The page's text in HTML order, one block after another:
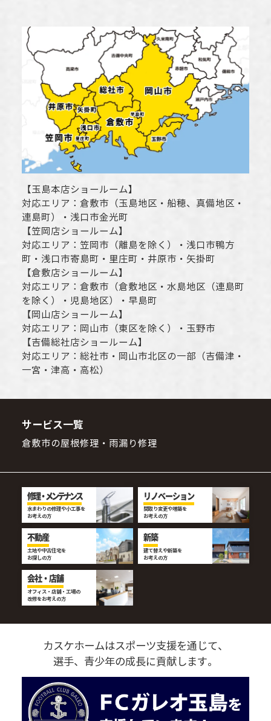
【玉島本店ショールーム】
対応エリア： 倉敷市 （玉島地区・船穂、真備地区・
連島町）・ 浅口市金光町
【笠岡店ショールーム】
対応エリア： 笠岡市（離島を除く） ・ 浅口市鴨方
町・ 浅口市寄島町・里庄町・ 井原市 ・矢掛町
【倉敷店ショールーム】
対応エリア： 倉敷市 （倉敷地区・水島地区（連島町
を除く）・児島地区）・早島町
【 岡山店ショールーム】
対応エリア： 岡山市 （東区を除く）・玉野市
【吉備総社店ショールーム】
対応エリア： 総社市 ・ 岡山市北区の一部（吉備津・
一宮・津高・高松）
サービス一覧
倉敷市の屋根修理・雨漏り修理
修理・メンテナンス
水まわりの修理や小工事を
お考えの方
リノベーション
間取り変更や増築を
お考えの方
不動産
土地や中古住宅を
お探しの方
新築
建て替えや新築を
お考えの方
会社・店舗
オフィス・店舗・工場の
改修をお考えの方
カスケホームはスポーツ支援を通じて、
選手、青少年の成長に貢献します。